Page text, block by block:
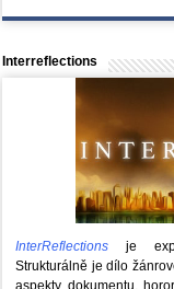
Interreflections
InterReflections je
Strukturálně je dílo
aspekty dokumentu,